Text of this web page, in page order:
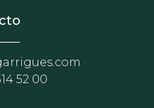
52 00